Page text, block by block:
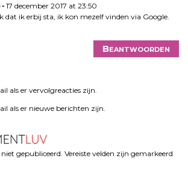
17 december 2017 at 23:50
dat ik erbij sta, ik kon mezelf vinden via Google.
Beantwoorden
gepubliceerd. Vereiste velden zijn gemarkeerd
als er vervolgreacties zijn.
als er nieuwe berichten zijn.